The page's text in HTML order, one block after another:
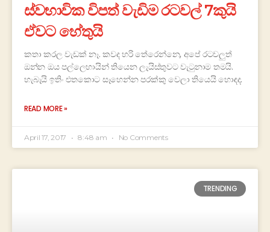
ස්වභාවික විපත් වැඩිම රටවල් 7කුයි
ඒවට හේතුයි
කතා කරල වැඩක් නෑ. කවද හරි තේරෙන්නෙ, අපේ රටවලුත්
ඔන්න ඔය පල්ලෙහායින් තියෙන ලැයිස්තුවට වැටුනාම තමයි.
හැබැයි ඉතිං එතකොට සෑහෙන්න පරක්කු වෙලා තියෙයි හොඳද.
READ MORE »
April 17, 2017 8:48 am No Comments
TRENDING